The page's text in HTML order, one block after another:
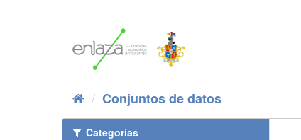
Conjuntos de datos
Categorías